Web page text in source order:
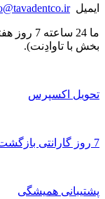
ایمیل
ما 24
بخش با تاوادِنت).
تحویل اکسپرس
7 روز گارانتی بازگشت وجه
پشتیبانی همیشگی